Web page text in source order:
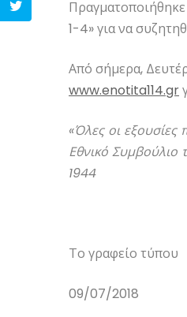
1-4» για να
Από σήμερα,
www.enotita114.gr
«Όλες οι
Εθνικό
1944
Το γραφείο τύπου
09/07/2018